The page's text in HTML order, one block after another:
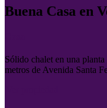
Buena Casa en
Sólido chalet en una
metros de Avenida Santa